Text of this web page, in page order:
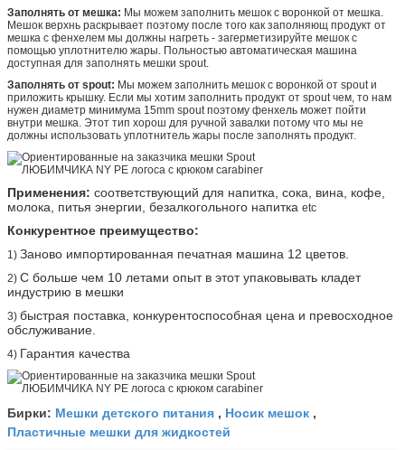
Заполнять от мешка: Мы можем заполнить мешок с воронкой от мешка.
Мешок верхнь раскрывает поэтому после того как заполняющ продукт от
мешка с фенхелем мы должны нагреть - загерметизируйте мешок с
помощью уплотнителю жары. Польностью автоматическая машина
доступная для заполнять мешки spout.
Заполнять от spout: Мы можем заполнить мешок с воронкой от spout и
приложить крышку. Если мы хотим заполнить продукт от spout чем, то нам
нужен диаметр минимума 15mm spout поэтому фенхель может пойти
внутри мешка. Этот тип хорош для ручной завалки потому что мы не
должны использовать уплотнитель жары после заполнять продукт.
Применения: соответствующий для напитка, сока, вина, кофе,
молока, питья энергии, безалкогольного напитка etc
Конкурентное преимущество:
1) Заново импортированная печатная машина 12 цветов.
2) С больше чем 10 летами опыт в этот упаковывать кладет
индустрию в мешки
3) быстрая поставка, конкурентоспособная цена и превосходное
обслуживание.
4) Гарантия качества
Бирки: Мешки детского питания , Носик мешок ,
Пластичные мешки для жидкостей